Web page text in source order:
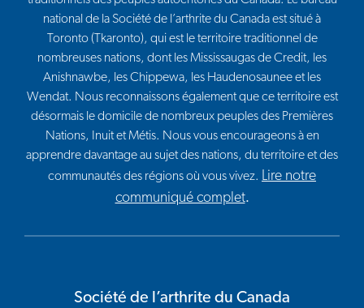
national de la Société de l’arthrite du Canada est situé à
Toronto (Tkaronto), qui est le territoire traditionnel de
nombreuses nations, dont les Mississaugas de Credit, les
Anishnawbe, les Chippewa, les Haudenosaunee et les
Wendat. Nous reconnaissons également que ce territoire est
désormais le domicile de nombreux peuples des Premières
Nations, Inuit et Métis. Nous vous encourageons à en
apprendre davantage au sujet des nations, du territoire et des
communautés des régions où vous vivez. Lire notre
communiqué complet.
Société de l’arthrite du Canada